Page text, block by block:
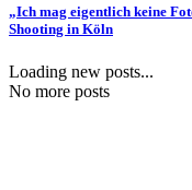
„Ich mag eigentlich keine
Shooting in Köln
Loading new posts...
No more posts